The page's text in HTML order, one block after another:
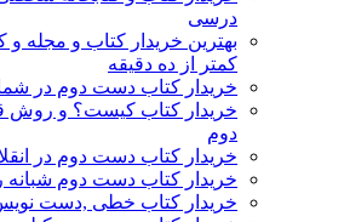
درسی
بهترین خریدار کتاب و مجله و
کمتر از ده دقیقه
خریدار کتاب دست دوم در
خریدار کتاب کیست؟ و روش
دوم
خریدار کتاب دست دوم در
خریدار کتاب دست دوم شبانه
خریدار کتاب خطی ,دست